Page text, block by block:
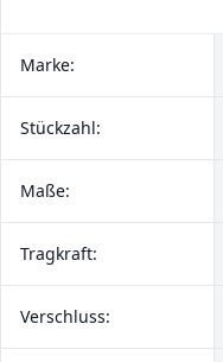
Marke:
Stückzahl:
Maße:
Tragkraft:
Verschluss: